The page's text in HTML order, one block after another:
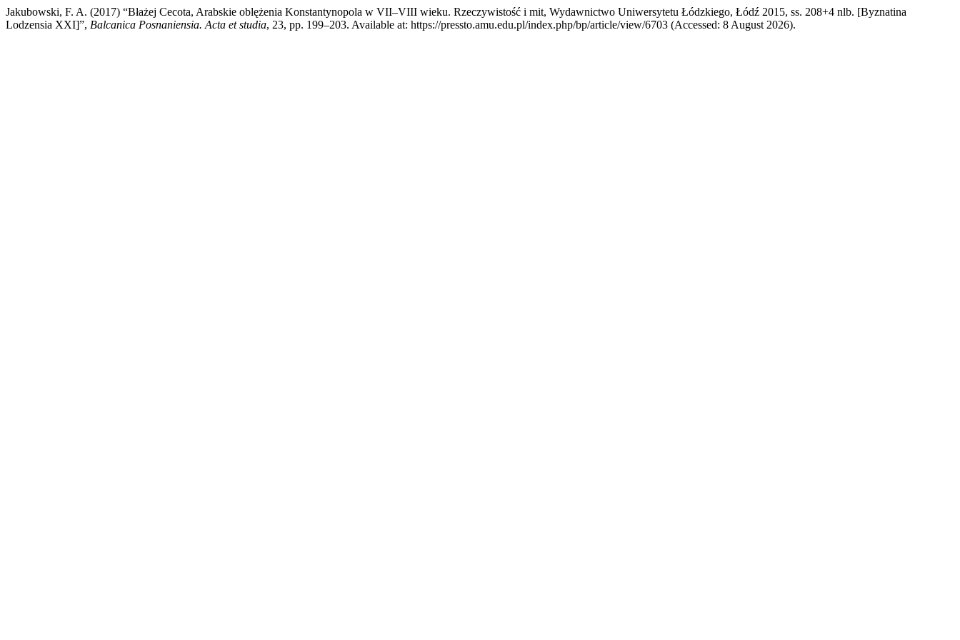
Jakubowski, F. A. (2017) “Błażej Cecota, Arabskie oblężenia Konstantynopola w VII–VIII wieku. Rzeczywistość i mit, Wydawnictwo Uniwersytetu Łódzkiego, Łódź 2015, ss. 208+4 nlb. [Byznatina
Lodzensia XXI]”, Balcanica Posnaniensia. Acta et studia, 23, pp. 199–203. Available at: https://pressto.amu.edu.pl/index.php/bp/article/view/6703 (Accessed: 8 August 2026).